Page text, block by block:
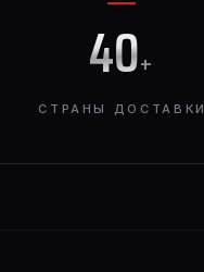
40+
СТРАНЫ ДОСТАВКИ